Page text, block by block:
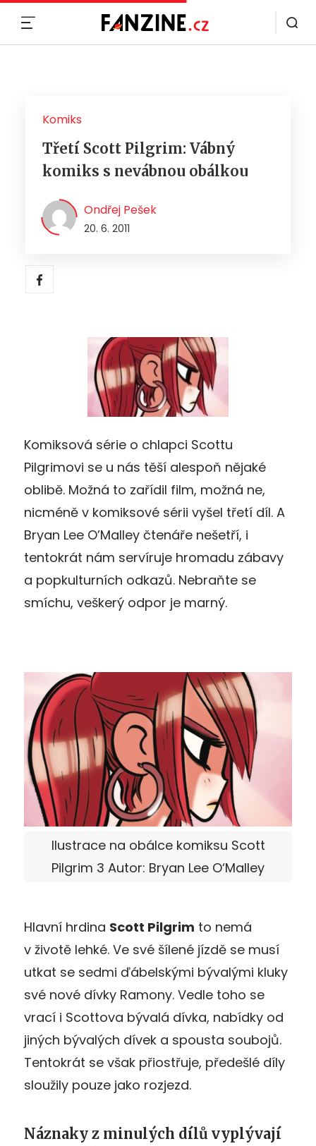
Komiks
Třetí Scott Pilgrim: Vábný
komiks s nevábnou obálkou
Ondřej Pešek
20. 6. 2011
Komiksová série o chlapci Scottu
Pilgrimovi se u nás těší alespoň nějaké
oblibě. Možná to zařídil film, možná ne,
nicméně v komiksové sérii vyšel třetí díl. A
Bryan Lee O’Malley čtenáře nešetří, i
tentokrát nám servíruje hromadu zábavy
a popkulturních odkazů. Nebraňte se
smíchu, veškerý odpor je marný.
Ilustrace na obálce komiksu Scott
Pilgrim 3 Autor: Bryan Lee O‘Malley
Hlavní hrdina Scott Pilgrim to nemá
v životě lehké. Ve své šílené jízdě se musí
utkat se sedmi ďábelskými bývalými kluky
své nové dívky Ramony. Vedle toho se
vrací i Scottova bývalá dívka, nabídky od
jiných bývalých dívek a spousta soubojů.
Tentokrát se však přiostřuje, předešlé díly
sloužily pouze jako rozjezd.
Náznaky z minulých dílů vyplývají